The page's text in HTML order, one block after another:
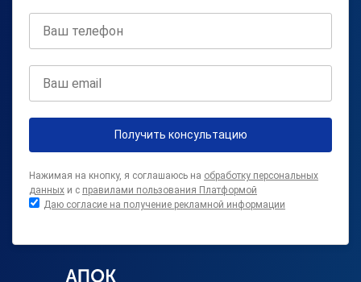
Получить консультацию
Нажимая на кнопку, я соглашаюсь на обработку персональных
данных и с правилами пользования Платформой
Даю согласие на получение рекламной информации